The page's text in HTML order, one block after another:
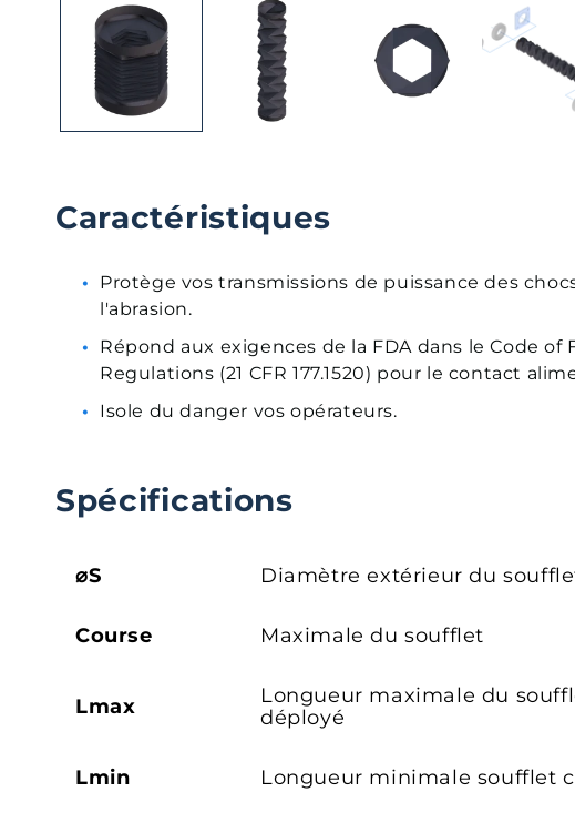
modale
Caractéristiques
Protège vos transmissions de puissance des
l'abrasion.
Répond aux exigences de la FDA dans le Code of
Regulations (21 CFR 177.1520) pour le contact
Isole du danger vos opérateurs.
Spécifications
⌀S Diamètre extérieur du
Course Maximale du soufflet
Lmax
Longueur maximale du
déployé
Lmin Longueur minimale soufflet